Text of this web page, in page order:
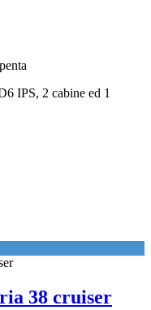
IPS, 2 cabine ed 1
38 cruiser